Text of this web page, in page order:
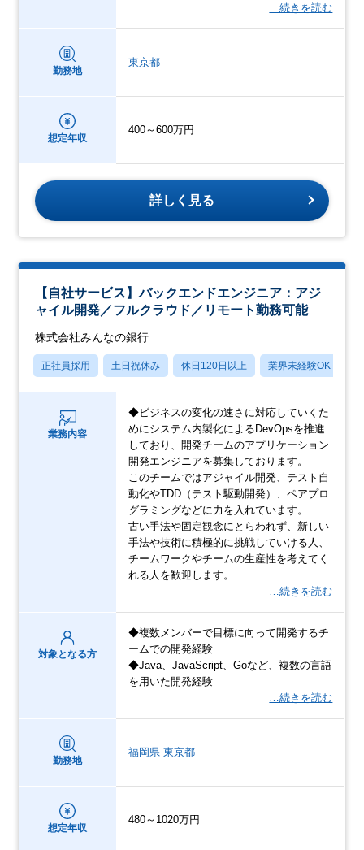
…続きを読む
勤務地
東京都
想定年収
400～600万円
詳しく見る
【自社サービス】バックエンドエンジニア：アジ
ャイル開発／フルクラウド／リモート勤務可能
株式会社みんなの銀行
正社員採用 土日祝休み 休日120日以上 業界未経験OK
業務内容
◆ビジネスの変化の速さに対応していくた
めにシステム内製化によるDevOpsを推進
しており、開発チームのアプリケーション
開発エンジニアを募集しております。
このチームではアジャイル開発、テスト自
動化やTDD（テスト駆動開発）、ペアプロ
グラミングなどに力を入れています。
古い手法や固定観念にとらわれず、新しい
手法や技術に積極的に挑戦していける人、
チームワークやチームの生産性を考えてく
れる人を歓迎します。
…続きを読む
対象となる方
◆複数メンバーで目標に向って開発するチ
ームでの開発経験
◆Java、JavaScript、Goなど、複数の言語
を用いた開発経験
…続きを読む
勤務地
福岡県 東京都
想定年収
480～1020万円